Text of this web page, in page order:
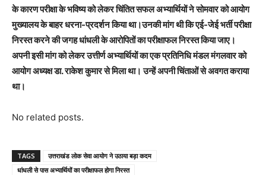
के कारण परीक्षा के भविष्य को लेकर चिंतित सफल अभ्यार्थियों ने सोमवार को आयोग
मुख्यालय के बाहर धरना-प्रदर्शन किया था।उनकी मांग थी कि एई-जेई भर्ती परीक्षा
निरस्त करने की जगह धांधली के आरोपितों का परीक्षाफल निरस्त किया जाए।
अपनी इसी मांग को लेकर उत्तीर्ण अभ्यार्थियों का एक प्रतिनिधि मंडल मंगलवार को
आयोग अध्यक्ष डा. राकेश कुमार से मिला था। उन्हें अपनी चिंताओं से अवगत कराया
था।
No related posts.
TAGS
उत्तराखंड लोक सेवा आयोग ने उठाया बड़ा कदम
धांधली से पास अभ्यार्थियों का परीक्षाफल होगा निरस्त